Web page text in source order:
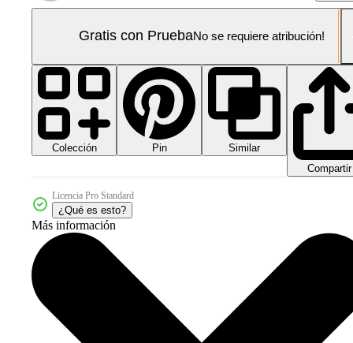
Gratis con PruebaNo se requiere atribución!
Colección Pin
Similar
Compartir
Licencia Pro Standard
¿Qué es esto?
Más información